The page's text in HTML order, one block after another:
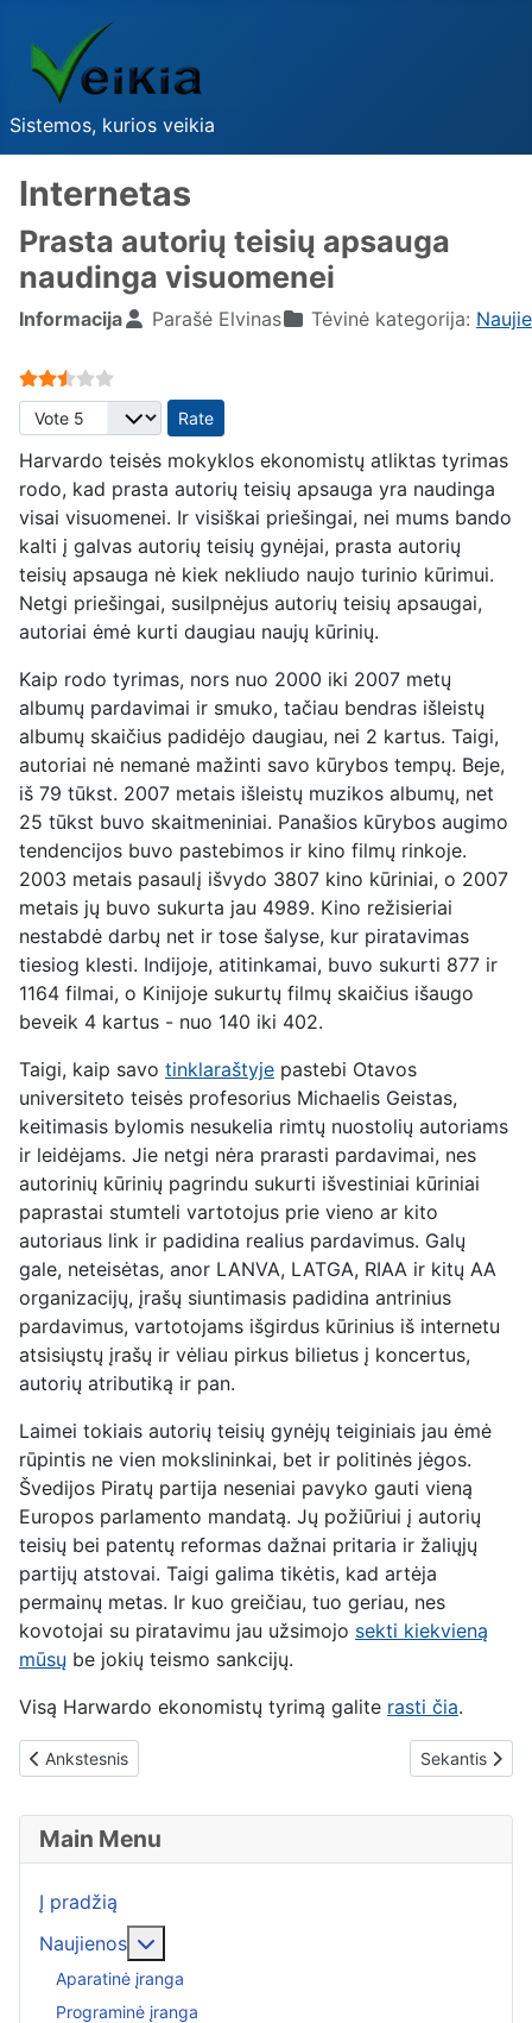
Sistemos, kurios veikia
Main Menu
Į pradžią
Naujienos
Aparatinė įranga
Programinė įranga
Internetas
Prasta autorių teisių apsauga
naudinga visuomenei
Informacija Parašė Elvinas Tėvinė kategorija:
User Rating:
Please Rate
Harvardo teisės mokyklos ekonomistų atliktas tyrimas
rodo, kad prasta autorių teisių apsauga yra naudinga
visai visuomenei. Ir visiškai priešingai, nei mums bando
kalti į galvas autorių teisių gynėjai, prasta autorių
teisių apsauga nė kiek nekliudo naujo turinio kūrimui.
Netgi priešingai, susilpnėjus autorių teisių apsaugai,
autoriai ėmė kurti daugiau naujų kūrinių.
Kaip rodo tyrimas, nors nuo 2000 iki 2007 metų
albumų pardavimai ir smuko, tačiau bendras išleistų
albumų skaičius padidėjo daugiau, nei 2 kartus. Taigi,
autoriai nė nemanė mažinti savo kūrybos tempų. Beje,
iš 79 tūkst. 2007 metais išleistų muzikos albumų, net
25 tūkst buvo skaitmeniniai. Panašios kūrybos augimo
tendencijos buvo pastebimos ir kino filmų rinkoje.
2003 metais pasaulį išvydo 3807 kino kūriniai, o 2007
metais jų buvo sukurta jau 4989. Kino režisieriai
nestabdė darbų net ir tose šalyse, kur piratavimas
tiesiog klesti. Indijoje, atitinkamai, buvo sukurti 877 ir
1164 filmai, o Kinijoje sukurtų filmų skaičius išaugo
beveik 4 kartus - nuo 140 iki 402.
Taigi, kaip savo tinklaraštyje pastebi Otavos
universiteto teisės profesorius Michaelis Geistas,
keitimasis bylomis nesukelia rimtų nuostolių autoriams
ir leidėjams. Jie netgi nėra prarasti pardavimai, nes
autorinių kūrinių pagrindu sukurti išvestiniai kūriniai
paprastai stumteli vartotojus prie vieno ar kito
autoriaus link ir padidina realius pardavimus. Galų
gale, neteisėtas, anor LANVA, LATGA, RIAA ir kitų AA
organizacijų, įrašų siuntimasis padidina antrinius
pardavimus, vartotojams išgirdus kūrinius iš internetu
atsisiųstų įrašų ir vėliau pirkus bilietus į koncertus,
autorių atributiką ir pan.
Laimei tokiais autorių teisių gynėjų teiginiais jau ėmė
rūpintis ne vien mokslininkai, bet ir politinės jėgos.
Švedijos Piratų partija neseniai pavyko gauti vieną
Europos parlamento mandatą. Jų požiūriui į autorių
teisių bei patentų reformas dažnai pritaria ir žaliųjų
partijų atstovai. Taigi galima tikėtis, kad artėja
permainų metas. Ir kuo greičiau, tuo geriau, nes
kovotojai su piratavimu jau užsimojo sekti kiekvieną
mūsų be jokių teismo sankcijų.
Visą Harwardo ekonomistų tyrimą galite rasti čia.
Previous article: „Rapidshare“ bus priversta ieškoti neteisėto
Ankstesnis Next article:
Sekantis